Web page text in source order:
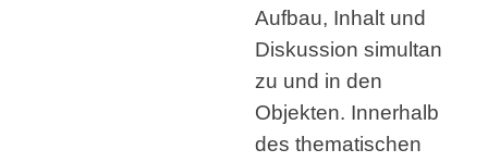
Aufbau, Inhalt und
Diskussion simultan
zu und in den
Objekten. Innerhalb
des thematischen